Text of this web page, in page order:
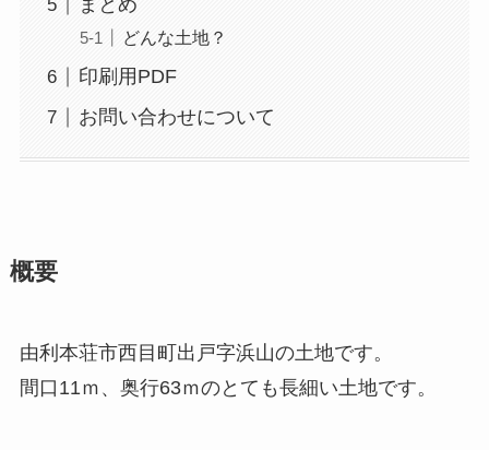
まとめ
どんな土地？
印刷用PDF
お問い合わせについて
概要
由利本荘市西目町出戸字浜山の土地です。
間口11ｍ、奥行63ｍのとても長細い土地です。